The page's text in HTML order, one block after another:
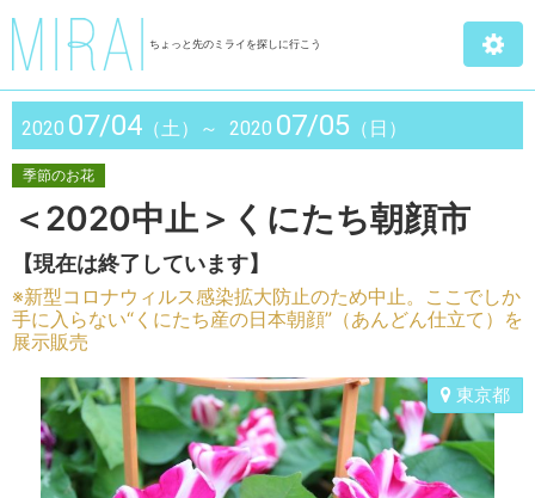
ちょっと先のミライを探しに行こう
2020 07/04 （土）～ 2020 07/05 （日）
季節のお花
＜2020中止＞くにたち朝顔市
【現在は終了しています】
※新型コロナウィルス感染拡大防止のため中止。ここでしか
手に入らない“くにたち産の日本朝顔”（あんどん仕立て）を
展示販売
東京都